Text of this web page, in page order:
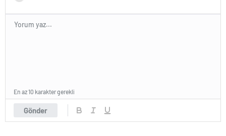
Gönder
En az 10 karakter gerekli